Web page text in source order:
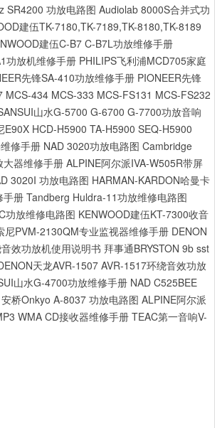
SR4200 功放电路图 Audiolab 8000S合并式功
建伍TK-7180,TK-7189,TK-8180,TK-8189
建伍C-B7 C-B7L功放维修手册
功放机维修手册 PHILIPS飞利浦MCD705家庭
先锋SA-410功放维修手册 PIONEER先锋
MCS-434 MCS-333 MCS-FS131 MCS-FS232
山水G-5700 G-6700 G-7700功放音响
E90X HCD-H5900 TA-H5900 SEQ-H5900
修手册 NAD 3020功放电路图 Cambridge
器维修手册 ALPINE阿尔派IVA-W505R带屏
3020I 功放电路图 HARMAN-KARDON哈曼卡
手册 Tandberg Huldra-11功放维修电路图
功放维修电路图 KENWOOD建伍KT-7300收音
尼PVM-2130QM专业监视器维修手册 DENON
效功放机使用说明书 拜事通BRYSTON 9b sst
天龙AVR-1507 AVR-1517环绕音效功放
山水G-4700功放维修手册 NAD C525BEE
安桥Onkyo A-8037 功放电路图 ALPINE阿尔派
WMA CD接收器维修手册 TEAC第一音响V-